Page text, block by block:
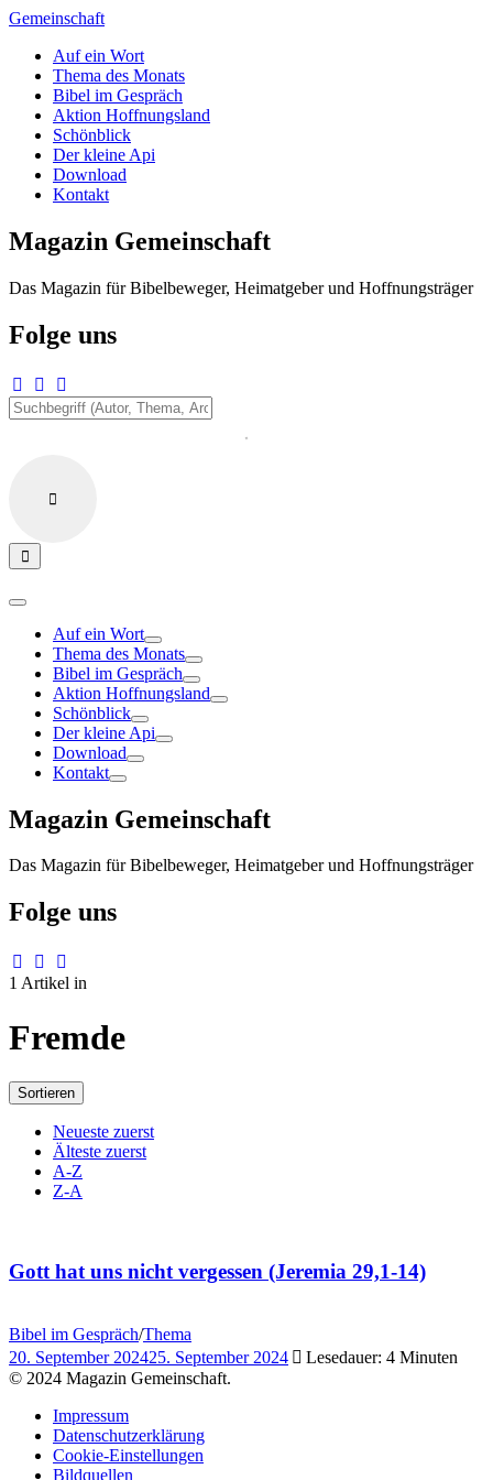
Zum
springen
Gemeinschaft
Auf ein Wort
Thema des Monats
Bibel im Gespräch
Aktion Hoffnungsland
Schönblick
Der kleine Api
Download
Kontakt
Magazin Gemeinschaft
Das Magazin für Bibelbeweger, Heimatgeber und Hoffnungsträger
Folge uns
Auf ein Wort
Thema des Monats
Bibel im Gespräch
Aktion Hoffnungsland
Schönblick
Der kleine Api
Download
Kontakt
Magazin Gemeinschaft
Das Magazin für Bibelbeweger, Heimatgeber und Hoffnungsträger
Folge uns
1 Artikel in
Fremde
Sortieren
Neueste zuerst
Älteste zuerst
A-Z
Z-A
Gott hat uns nicht vergessen (Jeremia 29,1-14)
Bibel im Gespräch/Thema
20. September 202425. September 2024
Lesedauer: 4 Minuten
© 2024 Magazin Gemeinschaft.
Impressum
Datenschutzerklärung
Cookie-Einstellungen
Bildquellen